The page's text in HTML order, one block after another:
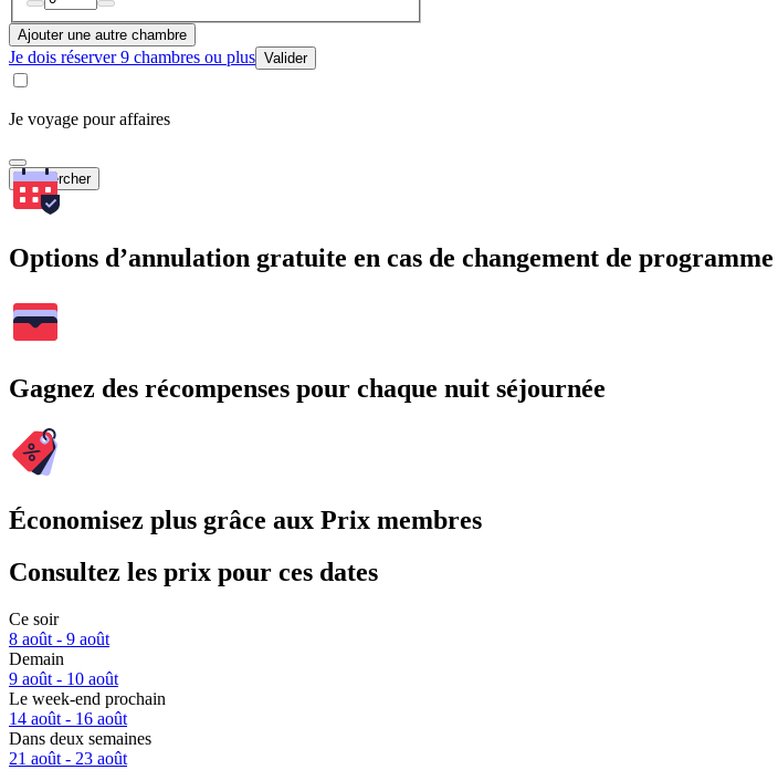
Ajouter une autre chambre
Je dois réserver 9 chambres ou plus Valider
Je voyage pour affaires
Rechercher
Options d’annulation gratuite en cas de changement de programme
Gagnez des récompenses pour chaque nuit séjournée
Économisez plus grâce aux Prix membres
Consultez les prix pour ces dates
Ce soir
8 août - 9 août
Demain
9 août - 10 août
Le week-end prochain
14 août - 16 août
Dans deux semaines
21 août - 23 août